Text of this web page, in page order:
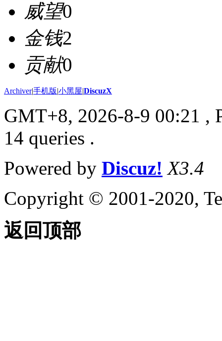
威望0
金钱2
贡献0
Archiver|手机版|小黑屋|DiscuzX
GMT+8, 2026-8-9 00:21 ,
14 queries .
Powered by Discuz! X3.4
Copyright © 2001-2020,
返回顶部